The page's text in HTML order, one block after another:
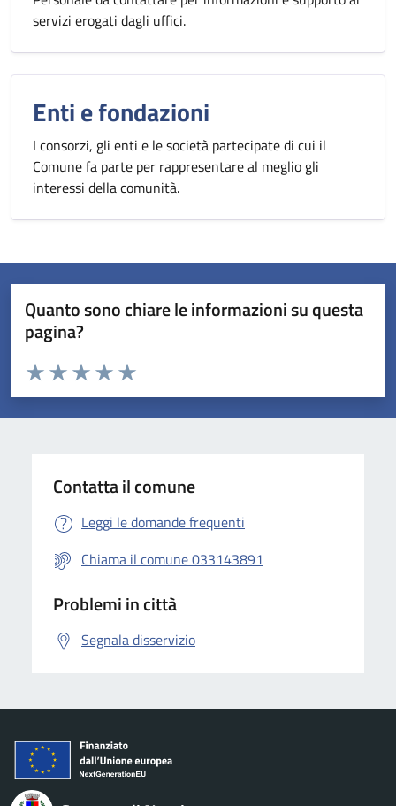
servizi erogati dagli uffici.
Enti e fondazioni
I consorzi, gli enti e le società partecipate di cui il
Comune fa parte per rappresentare al meglio gli
interessi della comunità.
Quanto sono chiare le informazioni su questa
pagina?
Valuta da 1 a 5 stelle la pagina
Valuta 5 stelle su 5
Valuta 4 stelle su 5
Valuta 3 stelle su 5
Valuta 2 stelle su 5
Valuta 1 stelle su 5
Contatta il comune
Leggi le domande frequenti
Chiama il comune 033143891
Problemi in città
Segnala disservizio